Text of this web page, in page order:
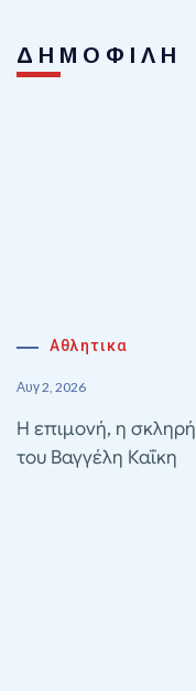
ΔΗΜΟΦΙΛΗ
Αθλητικα
Αυγ 2, 2026
Η επιμονή, η
του Βαγγέλη Καΐκη